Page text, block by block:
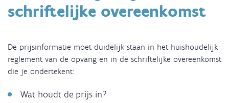
schriftelijke overeenkomst
De prijsinformatie moet duidelijk staan in het huishoudelijk
reglement van de opvang en in de schriftelijke overeenkomst
die je ondertekent:
Wat houdt de prijs in?